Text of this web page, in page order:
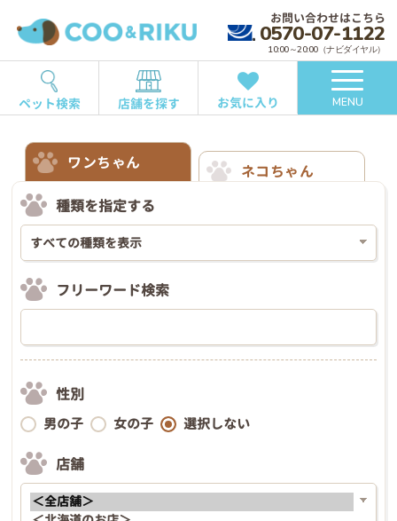
お問い合わせはこちら
0570-07-1122
10:00～20:00（ナビダイヤル）
ペット検索 店舗を探す お気に入り MENU
ワンちゃん
ネコちゃん
種類を指定する
フリーワード検索
性別
男の子 女の子 選択しない
店舗